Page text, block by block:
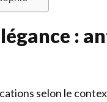
:
selon le